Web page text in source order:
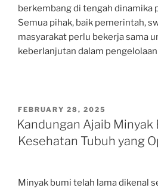
berkembang di tengah dinamika
Semua pihak, baik pemerintah,
masyarakat perlu bekerja sama
keberlanjutan dalam
POSTED
ON
FEBRUARY 28, 2025
Kandungan Ajaib
Kesehatan Tubuh yang
Minyak bumi telah lama dikenal